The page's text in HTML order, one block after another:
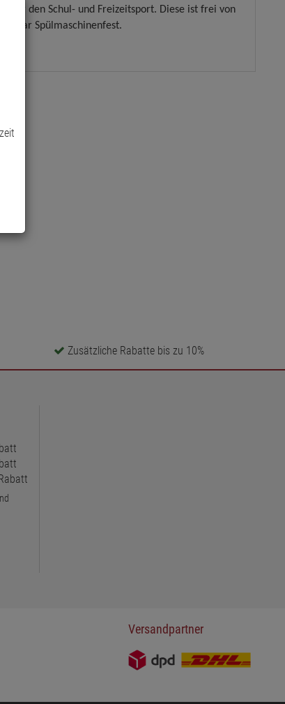
für den Schul- und Freizeitsport. Diese ist frei von
sogar Spülmaschinenfest.
Zusätzliche Rabatte bis zu 10%
Versandpartner